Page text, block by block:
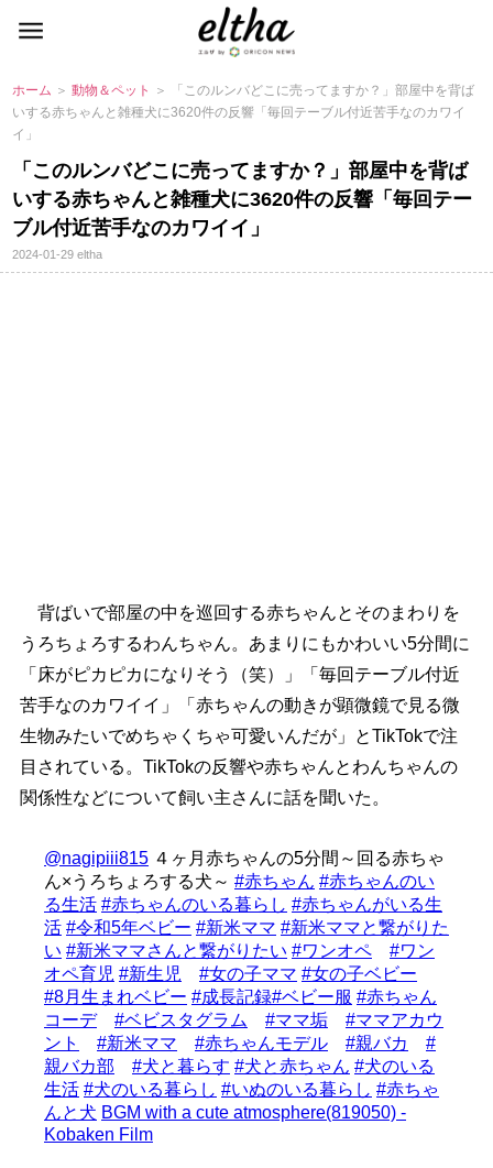
ホーム ＞動物＆ペット
＞ 「このルンバどこに売ってますか？」部屋中を背ば
いする赤ちゃんと雑種犬に3620件の反響「毎回テーブル付近苦手なのカワイ
イ」
「このルンバどこに売ってますか？」部屋中を背ば
いする赤ちゃんと雑種犬に3620件の反響「毎回テー
ブル付近苦手なのカワイイ」
2024-01-29eltha
背ばいで部屋の中を巡回する赤ちゃんとそのまわりを
うろちょろするわんちゃん。あまりにもかわいい5分間に
「床がピカピカになりそう（笑）」「毎回テーブル付近
苦手なのカワイイ」「赤ちゃんの動きが顕微鏡で見る微
生物みたいでめちゃくちゃ可愛いんだが」とTikTokで注
目されている。TikTokの反響や赤ちゃんとわんちゃんの
関係性などについて飼い主さんに話を聞いた。
@nagipiii815 ４ヶ月赤ちゃんの5分間～回る赤ちゃ
ん×うろちょろする犬～ #赤ちゃん #赤ちゃんのい
る生活 #赤ちゃんのいる暮らし #赤ちゃんがいる生
活 #令和5年ベビー #新米ママ #新米ママと繋がりた
い #新米ママさんと繋がりたい #ワンオペ
#ワン
オペ育児 #新生児 #女の子ママ #女の子ベビー
#8月生まれベビー #成長記録#ベビー服 #赤ちゃん
コーデ
#ベビスタグラム #ママ垢
#ママアカウ
ント
#新米ママ #赤ちゃんモデル #親バカ
#
親バカ部
#犬と暮らす #犬と赤ちゃん #犬のいる
生活 #犬のいる暮らし #いぬのいる暮らし #赤ちゃ
んと犬 BGM with a cute atmosphere(819050) -
Kobaken Film